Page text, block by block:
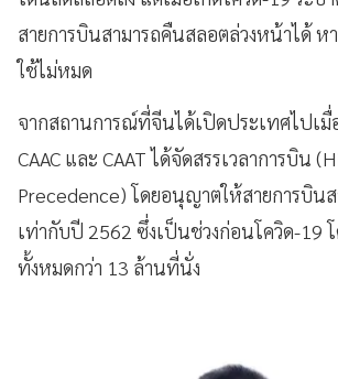
สายการบินสามารถคืนสลอตล่วงหน้าได้ ห
ใช้ไม่หมด
จากสถานการณ์ที่จีนได้เปิดประเทศไปเ
CAAC และ CAAT ได้จัดสรรเวลาการบิน
Precedence) โดยอนุญาตให้สายการบิน
เท่ากับปี 2562 ซึ่งเป็นช่วงก่อนโควิด-19
ทั้งหมดกว่า 13 ล้านที่นั่ง